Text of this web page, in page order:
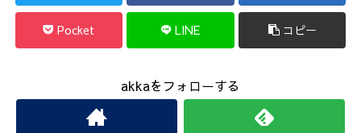
Pocket LINE コピー
akkaをフォローする